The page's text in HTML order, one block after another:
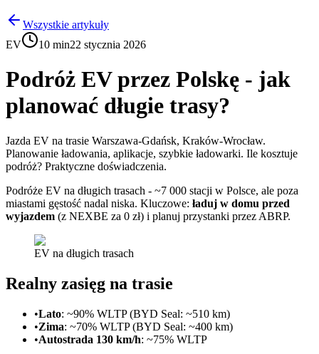
Wszystkie artykuły
EV
10 min22 stycznia 2026
Podróż EV przez Polskę - jak
planować długie trasy?
Jazda EV na trasie Warszawa-Gdańsk, Kraków-Wrocław.
Planowanie ładowania, aplikacje, szybkie ładowarki. Ile kosztuje
podróż? Praktyczne doświadczenia.
Podróże EV na długich trasach - ~7 000 stacji w Polsce, ale poza
miastami gęstość nadal niska. Kluczowe: ładuj w domu przed
wyjazdem (z NEXBE za 0 zł) i planuj przystanki przez ABRP.
EV na długich trasach
Realny zasięg na trasie
•Lato: ~90% WLTP (BYD Seal: ~510 km)
•Zima: ~70% WLTP (BYD Seal: ~400 km)
•Autostrada 130 km/h: ~75% WLTP